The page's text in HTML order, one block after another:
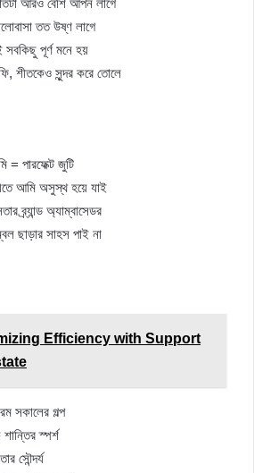
আরও বেশি আপন লাগে
তত উষ্ণ লাগে
সবকিছু পূর্ণ মনে হয়
শীতকেও সুন্দর করে তোলে
পারফেক্ট জুটি
আমি অসুস্থ হয়ে যাই
ব্র্যান্ড অ্যাম্বাসেডর
ছাড়ার সাহস পাই না
Efficiency with Support
সকালের গল্প
স্পর্শ
সৌন্দর্য